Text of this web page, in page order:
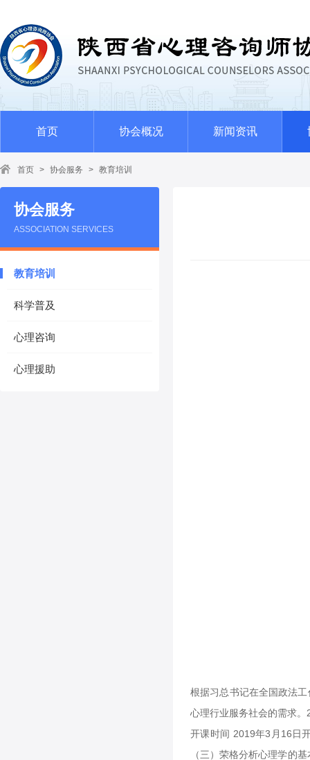
首页 协会概况 新闻资讯
首页 > 协会服务 > 教育培训
协会服务
ASSOCIATION SERVICES
教育培训
科学普及
心理咨询
心理援助
根据习总书记在全国政法
心理行业服务社会的需求
开课时间 2019年3月16日
（三）荣格分析心理学的